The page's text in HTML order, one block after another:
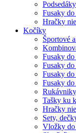
Podsedáky
Fusaky do
Hračky
Kočíky
Športové
Fusaky
Fusaky
Fusaky
Fusaky
Tašky ku
Hračky
Sety,
Vložky